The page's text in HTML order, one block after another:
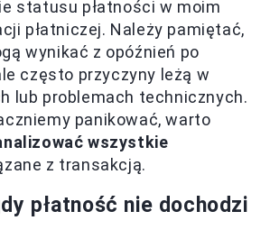
statusu płatności w moim
płatniczej. Należy pamiętać,
wynikać z opóźnień po
często przyczyny leżą w
lub problemach technicznych.
panikować, warto
wszystkie
z transakcją.
płatność nie dochodzi